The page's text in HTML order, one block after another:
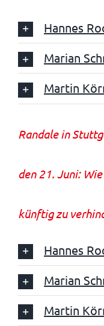
Hannes
Marian
Martin
Randale in
den 21. Juni:
künftig zu
Hannes
Marian
Martin